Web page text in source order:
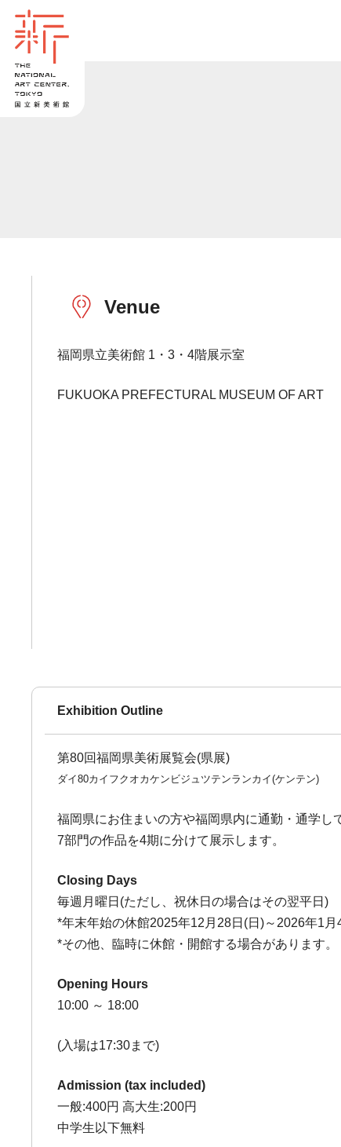
Venue
福岡県立美術館 1・3・4階展示室
FUKUOKA PREFECTURAL MUSEUM OF ART
Exhibition Outline
第80回福岡県美術展覧会(県展)
ダイ80カイフクオカケンビジュツテンランカイ(ケンテン)
福岡県にお住まいの方や福岡県内に通勤・通学し
7部門の作品を4期に分けて展示します。
Closing Days
毎週月曜日(ただし、祝休日の場合はその翌平日)
*年末年始の休館2025年12月28日(日)～2026年1月
*その他、臨時に休館・開館する場合があります。
Opening Hours
10:00 ～ 18:00
(入場は17:30まで)
Admission (tax included)
一般:400円 高大生:200円
中学生以下無料